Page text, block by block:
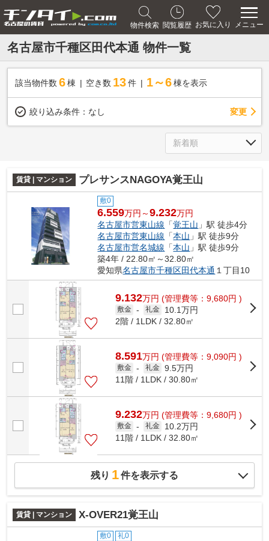
物件検索 閲覧履歴 お気に入り メニュー
名古屋市千種区田代本通 物件一覧
該当物件数 6棟 空き数 13 件 1～6 棟を表示
絞り込み条件： なし 変更
賃貸 | マンション プレサンスNAGOYA覚王山
敷0
6.559万円～9.232万円
名古屋市営東山線 「覚王山 」駅 徒歩4分
名古屋市営東山線 「本山 」駅 徒歩9分
名古屋市営名城線 「本山 」駅 徒歩9分
築4年 / 22.80㎡～32.80㎡
愛知県名古屋市千種区田代本通 １丁目10
9.132万円 (管理費等：9,680円 )
敷金 - 礼金
10.1万円
2階 / 1LDK / 32.80㎡
8.591万円 (管理費等：9,090円 )
敷金 - 礼金 9.5万円
11階 / 1LDK / 30.80㎡
9.232万円 (管理費等：9,680円 )
敷金 - 礼金
10.2万円
11階 / 1LDK / 32.80㎡
残り 1件を表示する
賃貸 | マンション X-OVER21覚王山
敷0 礼0